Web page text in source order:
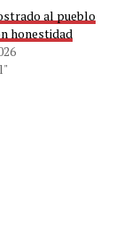
al pueblo
honestidad